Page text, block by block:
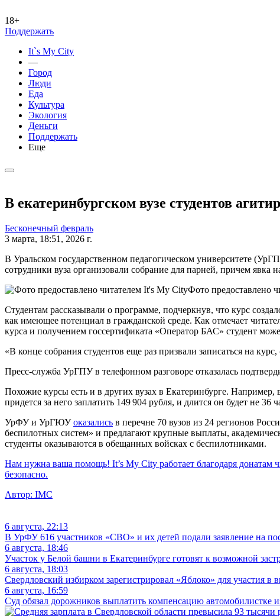
18+
Поддержать
It`s My City
—
Город
Люди
Еда
Культура
Экология
Деньги
Поддержать
Еще
В екатеринбургском вузе студентов
Бесконечный февраль
3 марта, 18:51, 2026 г.
В Уральском государственном педагогическом университете
сотрудники вуза организовали собрание для парней, причем явка
Фото предоставлено
Студентам рассказывали о программе, подчеркнув, что курс
как имеющее потенциал в гражданской среде. Как отмечает
курса и получением госсертификата «Оператор БАС» студент
«В конце собрания студентов еще раз призвали записаться на
Пресс-служба УрГПУ в телефонном разговоре отказалась
Похожие курсы есть и в других вузах в Екатеринбурге.
придется за него заплатить 149 904 рубля, и длится он будет не 36
УрФУ и УрГЮУоказались в перечне 70 вузов из 24 регионов
беспилотных систем» и предлагают крупные выплаты,
студенты оказываются в обещанных войсках с беспилотниками.
Нам нужна ваша помощь! It’s My City работает благодаря донатам
безопасно.
Автор: IMC
6 августа, 22:13
В УрФУ 616 участников «СВО» и их детей подали заявление на
6 августа, 18:46
Участок у Белой башни в Екатеринбурге готовят к возможной
6 августа, 18:03
Свердловский избирком зарегистрировал «Яблоко» для участия
6 августа, 16:59
Суд обязал дорожников выплатить компенсацию автомобилистке